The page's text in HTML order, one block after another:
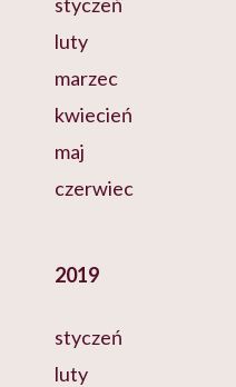
luty
marzec
kwiecień
maj
czerwiec
2019
styczeń
luty